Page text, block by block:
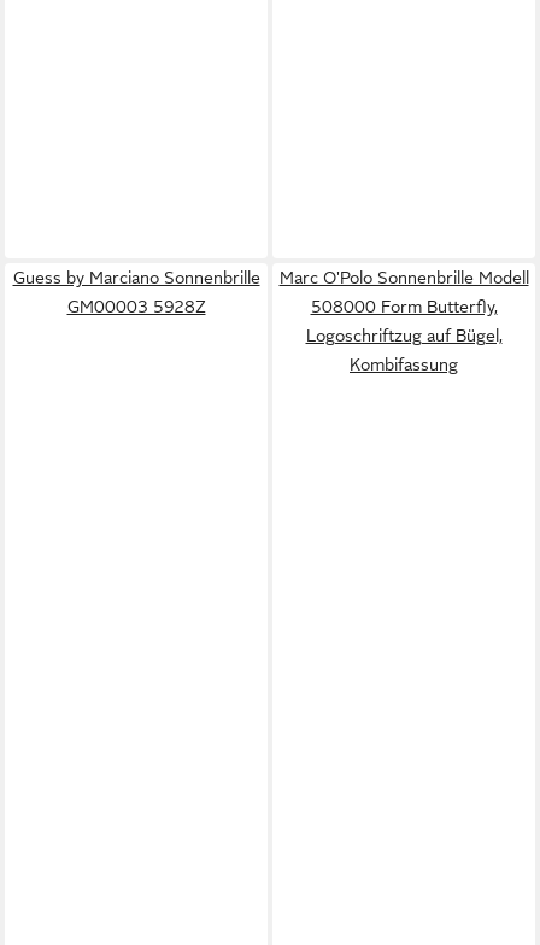
Guess by Marciano Sonnenbrille
GM00003 5928Z
Marc O'Polo Sonnenbrille Modell
508000 Form Butterfly,
Logoschriftzug auf Bügel,
Kombifassung